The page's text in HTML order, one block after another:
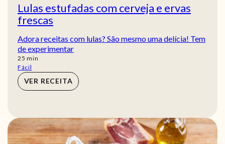
Lulas estufadas com cerveja e ervas
frescas
Adora receitas com lulas? São mesmo uma delícia! Tem
de experimentar
25 min
min
Fácil
VER RECEITA